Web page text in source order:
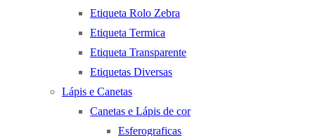
Etiqueta Rolo Zebra
Etiqueta Termica
Etiqueta Transparente
Etiquetas Diversas
Lápis e Canetas
Canetas e Lápis de cor
Esferograficas